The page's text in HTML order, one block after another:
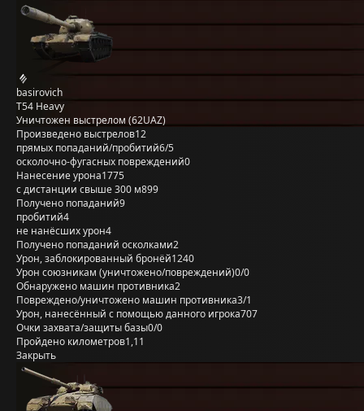
basirovich
T54 Heavy
Уничтожен выстрелом (62UAZ)
Произведено выстрелов12
прямых попаданий/пробитий6/5
осколочно-фугасных повреждений0
Нанесение урона1775
с дистанции свыше 300 м899
Получено попаданий9
пробитий4
не нанёсших урон4
Получено попаданий осколками2
Урон, заблокированный бронёй1240
Урон союзникам (уничтожено/повреждений)0/0
Обнаружено машин противника2
Повреждено/уничтожено машин противника3/1
Урон, нанесённый с помощью данного игрока707
Очки захвата/защиты базы0/0
Пройдено километров1,11
Закрыть